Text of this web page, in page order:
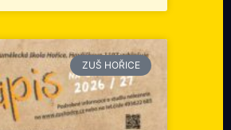
ZUŠ HOŘICE